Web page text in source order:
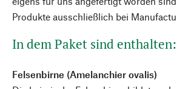
Produkte ausschließlich bei
In dem Paket sind enthalten:
Felsenbirne (Amelanchier ovalis)